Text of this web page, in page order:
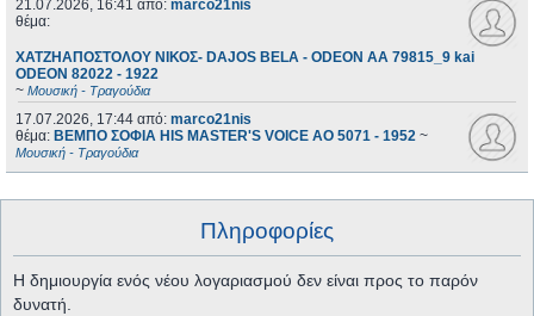
21.07.2026, 16:41 από: marco21nis
θέμα:
ΧΑΤΖΗΑΠΟΣΤΟΛΟΥ ΝΙΚΟΣ- DAJOS BELA - ODEON AA 79815_9 kai
ODEON 82022 - 1922
~ Μουσική - Τραγούδια
17.07.2026, 17:44 από: marco21nis
θέμα: ΒΕΜΠΟ ΣΟΦΙΑ HIS MASTER'S VOICE AO 5071 - 1952 ~
Μουσική - Τραγούδια
Πληροφορίες
Η δημιουργία ενός νέου λογαριασμού δεν είναι προς το παρόν
δυνατή.